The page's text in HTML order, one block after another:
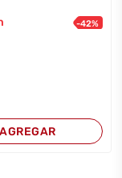
-42%
AGREGAR